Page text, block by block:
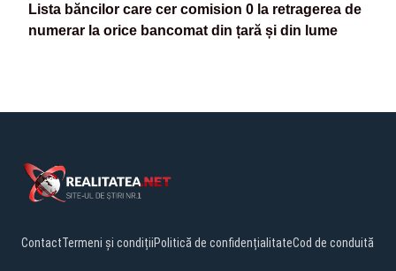
Lista băncilor care cer comision 0 la retragerea de
numerar la orice bancomat din țară și din lume
ContactTermeni și condițiiPolitică de confidențialitateCod de conduită